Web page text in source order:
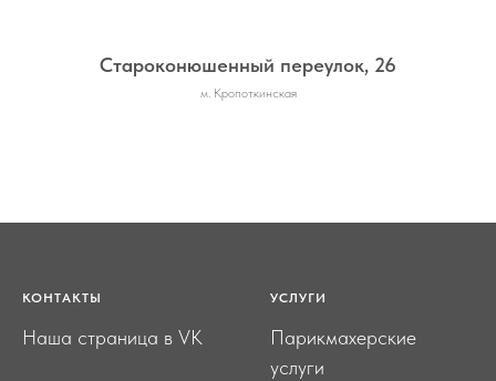
Староконюшенный переулок, 26
м. Кропоткинская
КОНТАКТЫ
Наша страница в VK
УСЛУГИ
Парикмахерские
услуги